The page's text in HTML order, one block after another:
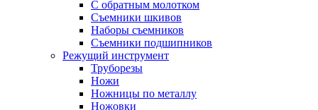
С обратным молотком
Съемники шкивов
Наборы съемников
Съемники подшипников
Режущий инструмент
Труборезы
Ножи
Ножницы по металлу
Ножовки